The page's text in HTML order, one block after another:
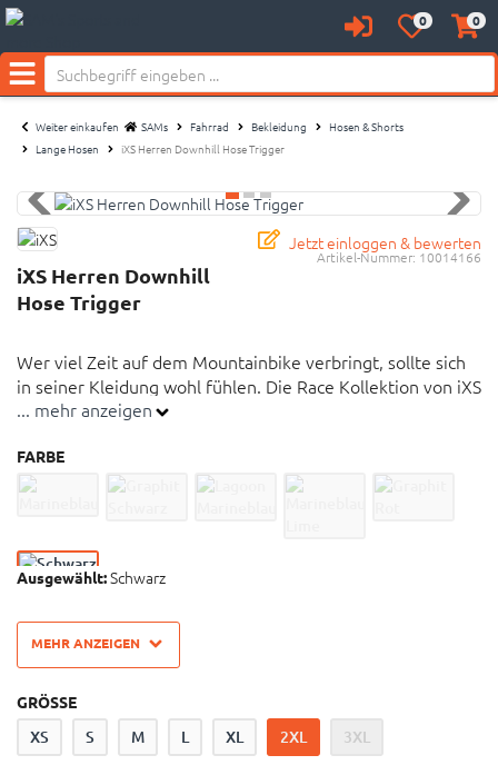
AnmeldenMerkzettel
aufklappen
0 0
Menü
Weiter einkaufen SAMs Fahrrad Bekleidung
Hosen & Shorts
Lange Hosen
iXS Herren Downhill Hose Trigger
Jetzt einloggen & bewerten
Artikel-Nummer: 10014166
iXS Herren Downhill
Hose Trigger
Wer viel Zeit auf dem Mountainbike verbringt, sollte sich
in seiner Kleidung wohl fühlen. Die Race Kollektion von iXS
wurde optimal auf den Downhill und Enduro Race Einsatz
geschnitten.
Die Race Kollektion von iXS wurde optimal auf den
etwas enger und anliegend geschnitten
Es wurde hoher Wert auf Material und Funktion
gelegt, das Ergebnis sind weltcuperprobte Jerseys,
Hosen und Shorts, die auch Hobby-Downhillern hohe
Performance bieten
Das X-Stretch-Material bietet durch
... mehr anzeigen
FARBE
Ausgewählt:Schwarz
MEHR ANZEIGEN
GRÖSSE
XS S M L XL 2XL 3XL